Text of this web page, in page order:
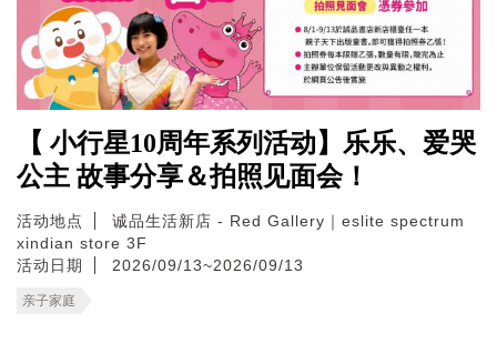
【 小行星10周年系列活动】乐乐、爱哭
公主 故事分享＆拍照见面会！
活动地点
诚品生活新店 - Red Gallery｜eslite spectrum
xindian store 3F
活动日期
2026/09/13~2026/09/13
亲子家庭